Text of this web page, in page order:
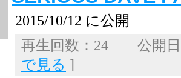
2015/10/12 に公開
再生回数：24 公開
で見る ]